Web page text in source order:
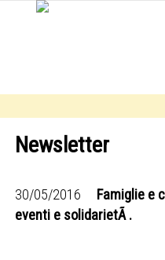
Newsletter
30/05/2016
Famiglie e
eventi e solidarietÃ .